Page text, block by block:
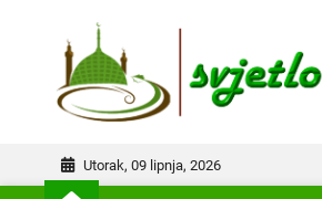
Utorak, 09 lipnja, 2026